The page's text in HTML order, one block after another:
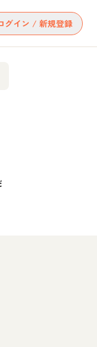
グイン / 新規登録